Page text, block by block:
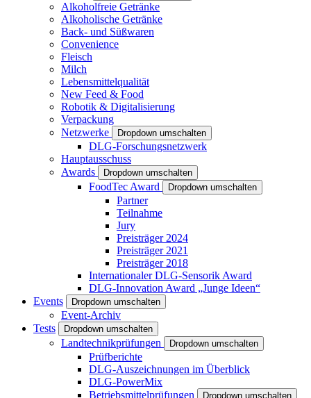
Alkoholfreie Getränke
Alkoholische Getränke
Back- und Süßwaren
Convenience
Fleisch
Milch
Lebensmittelqualität
New Feed & Food
Robotik & Digitalisierung
Verpackung
Netzwerke
Dropdown umschalten
DLG-Forschungsnetzwerk
Hauptausschuss
Awards
Dropdown umschalten
FoodTec Award Dropdown umschalten
Partner
Teilnahme
Jury
Preisträger 2024
Preisträger 2021
Preisträger 2018
Internationaler DLG-Sensorik Award
DLG-Innovation Award „Junge Ideen“
Events
Dropdown umschalten
Event-Archiv
Tests
Dropdown umschalten
Landtechnikprüfungen Dropdown umschalten
Prüfberichte
DLG-Auszeichnungen im Überblick
DLG-PowerMix
Betriebsmittelprüfungen
Dropdown umschalten